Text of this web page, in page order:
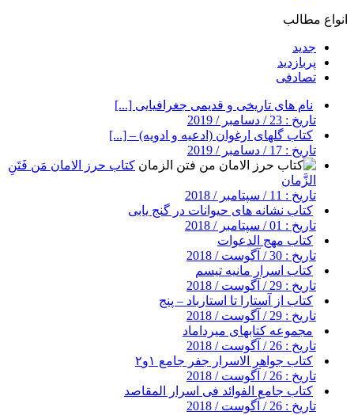
انواع مطالب
جدید
پربازدید
تصادفی
نام های تاریخی و قدیمی جغرافیایی [...]
تاریخ : 23 / دسامبر / 2019
کتاب گلهای ارغوان (ادعیه و ادویه) – [...]
تاریخ : 17 / دسامبر / 2019
کتاب حرز الامان مَن فَتَنِ
الزَّمان
تاریخ : 11 / سپتامبر / 2018
کتاب نشانه های حیوانات در گنج یابی
تاریخ : 01 / سپتامبر / 2018
کتاب مهج الدعوات
تاریخ : 30 / آگوست / 2018
کتاب اسرار مانیه تیسم
تاریخ : 29 / آگوست / 2018
کتاب از آستارا تا استارباد – پنج
تاریخ : 29 / آگوست / 2018
مجموعه کتابهای میرداماد
تاریخ : 26 / آگوست / 2018
کتاب جواهر الاسرار جفر جامع ۱و۲
تاریخ : 26 / آگوست / 2018
کتاب جامع الفوائد فی اسرار المقاصد
تاریخ : 26 / آگوست / 2018